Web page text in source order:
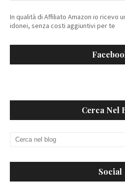
In qualità di Affiliato Amazon io ricevo
idonei, senza costi aggiuntivi per te
Cerca Nel
Social